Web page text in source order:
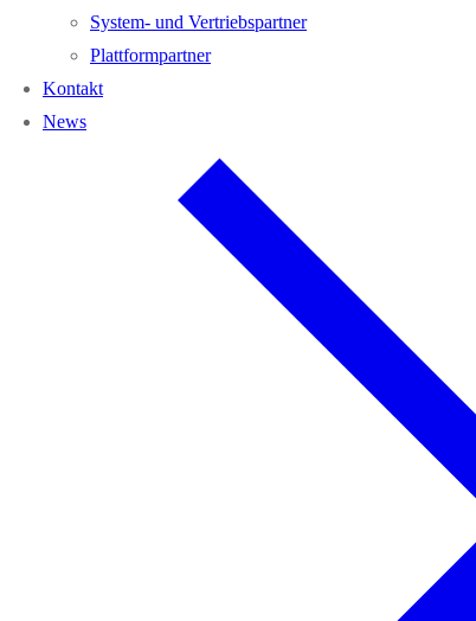
System- und Vertriebspartner
Plattformpartner
Kontakt
News